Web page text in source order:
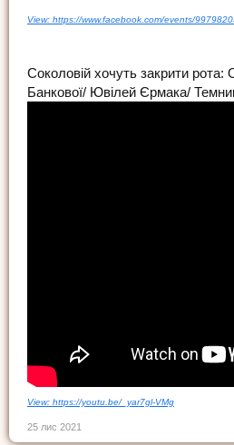
View: https://www.facebook.com/events/
Соколовій хочуть закрити рота:
Банкової/ Ювілей Єрмака/
View: https://youtu.be/_yar7gl-VMg
25 лис 2021